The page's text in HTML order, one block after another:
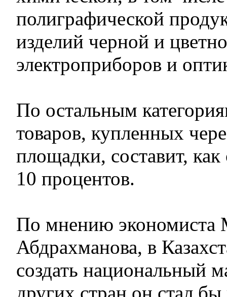
полиграфической
изделий черной и
электроприборов и
По остальным
товаров, купленных
площадки, составит,
10 процентов.
По мнению экономиста
Абдрахманова, в
создать национальный
других стран он стал